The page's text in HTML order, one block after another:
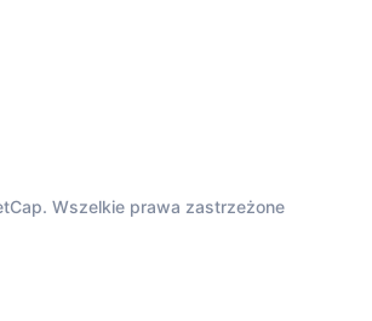
Wszelkie prawa zastrzeżone